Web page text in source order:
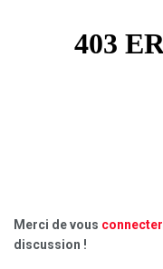
Merci de vous connecter
discussion !